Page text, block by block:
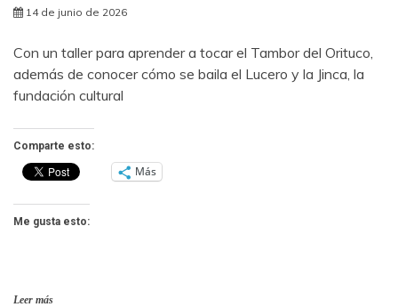
14 de junio de 2026
Con un taller para aprender a tocar el Tambor del Orituco,
además de conocer cómo se baila el Lucero y la Jinca, la
fundación cultural
Comparte esto:
Más
Me gusta esto:
Leer más